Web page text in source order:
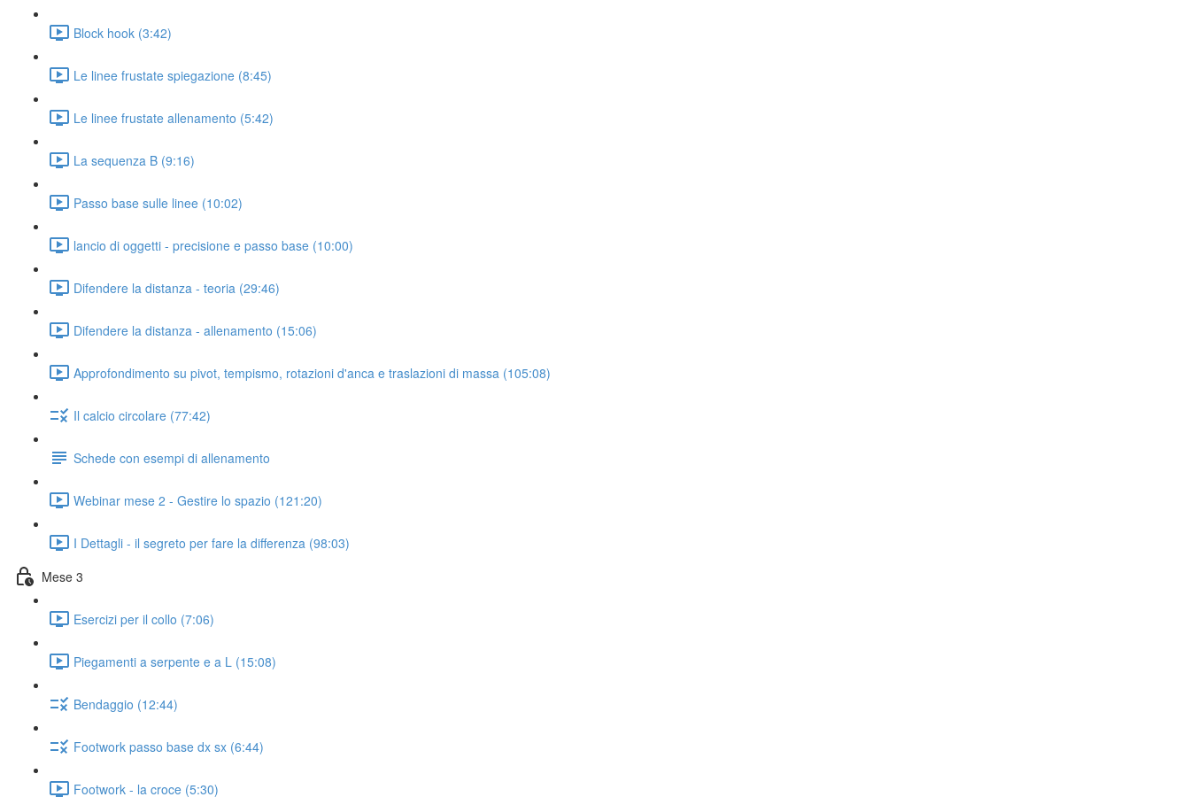
Block hook (3:42)
Le linee frustate spiegazione (8:45)
Le linee frustate allenamento (5:42)
La sequenza B (9:16)
Passo base sulle linee (10:02)
lancio di oggetti - precisione e passo base (10:00)
Difendere la distanza - teoria (29:46)
Difendere la distanza - allenamento (15:06)
Approfondimento su pivot, tempismo, rotazioni d'anca e traslazioni di massa (105:08)
Il calcio circolare (77:42)
Schede con esempi di allenamento
Webinar mese 2 - Gestire lo spazio (121:20)
I Dettagli - il segreto per fare la differenza (98:03)
Mese 3
Esercizi per il collo (7:06)
Piegamenti a serpente e a L (15:08)
Bendaggio (12:44)
Footwork passo base dx sx (6:44)
Footwork - la croce (5:30)